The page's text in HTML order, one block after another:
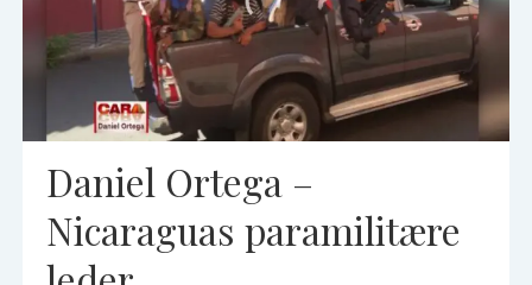
Daniel Ortega –
Nicaraguas paramilitære